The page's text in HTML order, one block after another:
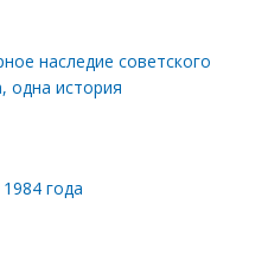
наследие советского
одна история
года